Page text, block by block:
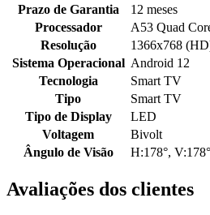
Prazo de Garantia
12 meses
Processador
A53 Quad
Resolução
1366x768
Sistema Operacional Android 12
Tecnologia
Smart TV
Tipo
Smart TV
Tipo de Display
LED
Voltagem
Bivolt
Ângulo de Visão
H:178°, V:178°
Avaliações dos clientes